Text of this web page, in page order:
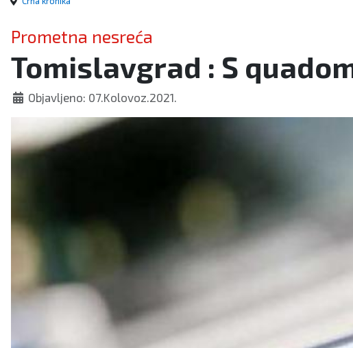
Prometna nesreća
Tomislavgrad : S
Objavljeno: 07.Kolovoz.2021.